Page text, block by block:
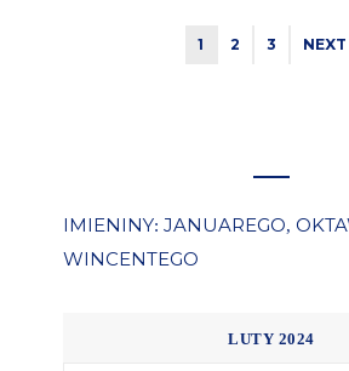
1 2 3 NEXT
IMIENINY: JANUAREGO,
WINCENTEGO
LUTY 2024